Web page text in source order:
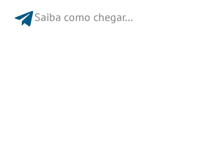
Saiba como chegar...